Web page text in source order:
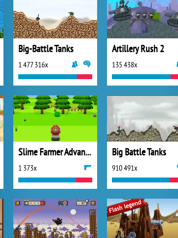
Big-Battle Tanks
1 477 316x
Artillery Rush 2
135 438x
Slime Farmer Advanced
1 373x
Big Battle Tanks
910 491x